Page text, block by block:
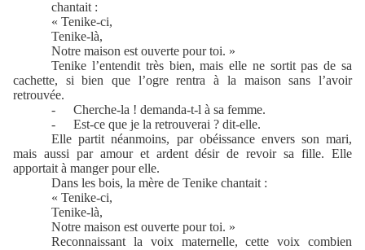
chantait :
« Tenike-ci,
Tenike-là,
Notre maison est ouverte pour toi. »
Tenike l’entendit très bien, mais elle ne sortit pas de sa
cachette, si bien que l’ogre rentra à la maison sans l’avoir
retrouvée.
-
Cherche-la ! demanda-t-l à sa femme.
-
Est-ce que je la retrouverai ? dit-elle.
Elle partit néanmoins, par obéissance envers son mari,
mais aussi par amour et ardent désir de revoir sa fille. Elle
apportait à manger pour elle.
Dans les bois, la mère de Tenike chantait :
« Tenike-ci,
Tenike-là,
Notre maison est ouverte pour toi. »
Reconnaissant la voix maternelle, cette voix combien